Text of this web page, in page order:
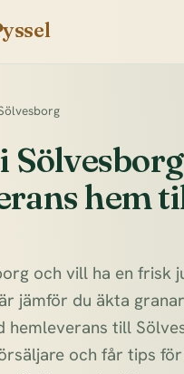
hem
och vill ha en frisk
jämför du äkta
hemleverans till
och får tips